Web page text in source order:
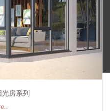
光房系列
大品牌 All rights reserved